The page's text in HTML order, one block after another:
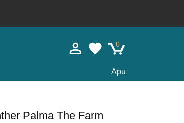
0
Apu
Palma The Farm